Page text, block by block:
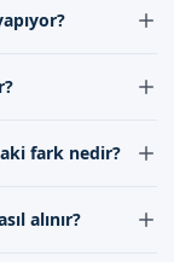
iyi bir bakım
için, uzman
tavsiyelerine
düzenli olarak
fark nedir?
sunar. Normal
alınır?